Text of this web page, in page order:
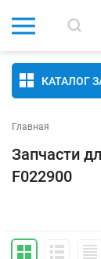
КАТАЛОГ
Главная
Запчасти
F022900